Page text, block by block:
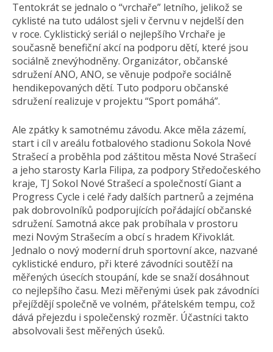
Tentokrát se jednalo o “vrchaře” letního, jelikož se
cyklisté na tuto událost sjeli v červnu v nejdelší den
v roce. Cyklistický seriál o nejlepšího Vrchaře je
současně benefiční akcí na podporu dětí, které jsou
sociálně znevýhodněny. Organizátor, občanské
sdružení ANO, ANO, se věnuje podpoře sociálně
hendikepovaných dětí. Tuto podporu občanské
sdružení realizuje v projektu “Sport pomáhá”.
Ale zpátky k samotnému závodu. Akce měla zázemí,
start i cíl v areálu fotbalového stadionu Sokola Nové
Strašecí a proběhla pod záštitou města Nové Strašecí
a jeho starosty Karla Filipa, za podpory Středočeského
kraje, TJ Sokol Nové Strašecí a společností Giant a
Progress Cycle i celé řady dalších partnerů a zejména
pak dobrovolníků podporujících pořádající občanské
sdružení. Samotná akce pak probíhala v prostoru
mezi Novým Strašecím a obcí s hradem Křivoklát.
Jednalo o nový moderní druh sportovní akce, nazvané
cyklistické enduro, při které závodníci soutěží na
měřených úsecích stoupání, kde se snaží dosáhnout
co nejlepšího času. Mezi měřenými úsek pak závodníci
přejíždějí společně ve volném, přátelském tempu, což
dává přejezdu i společenský rozměr. Účastníci takto
absolvovali šest měřených úseků.